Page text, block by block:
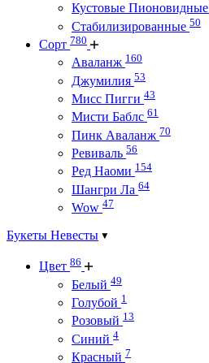
Кустовые Пионовидные
Стабилизированные 50
Сорт 780
Аваланж 160
Джумилия 53
Мисс Пигги 43
Мисти Баблс 61
Пинк Аваланж 70
Ревиваль 56
Ред Наоми 154
Шангри Ла 64
Wow 47
Букеты Невесты
Цвет 86
Белый 49
Голубой 1
Розовый 13
Синий 4
Красный 7